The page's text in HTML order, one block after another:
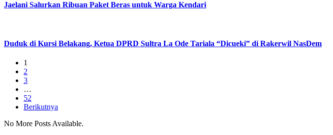
Jaelani Salurkan Ribuan Paket Beras untuk Warga Kendari
Duduk di Kursi Belakang, Ketua DPRD Sultra La Ode Tariala “Dicueki” di Rakerwil NasDem
1
2
3
…
52
Berikutnya
No More Posts Available.